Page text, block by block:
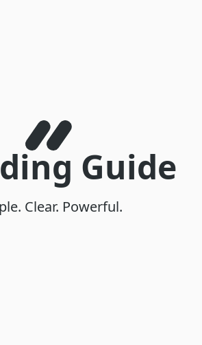
Guide
Clear. Powerful.